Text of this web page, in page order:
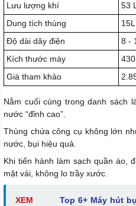
Lưu lượng khí
53
Dung tích thùng
15L
Độ dài dây điện
8 -
Kích thước máy
Giá tham khảo
Nằm cuối cùng trong danh sách
nước “đỉnh cao”.
Thùng chứa công cụ không lớn
nước, bụi hiệu quả.
Khi tiến hành làm sạch quần áo,
mặt vải, không lo trầy xước.
XEM
Top 6+ Máy hút